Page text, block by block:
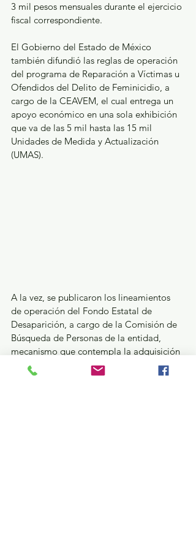
3 mil pesos mensuales durante el ejercicio
fiscal correspondiente.
El Gobierno del Estado de México
también difundió las reglas de operación
del programa de Reparación a Víctimas u
Ofendidos del Delito de Feminicidio, a
cargo de la CEAVEM, el cual entrega un
apoyo económico en una sola exhibición
que va de las 5 mil hasta las 15 mil
Unidades de Medida y Actualización
(UMAS).
A la vez, se publicaron los lineamientos
de operación del Fondo Estatal de
Desaparición, a cargo de la Comisión de
Búsqueda de Personas de la entidad,
mecanismo que contempla la adquisición
o arrendamiento del equipo y
herramientas necesarias para el desarrollo